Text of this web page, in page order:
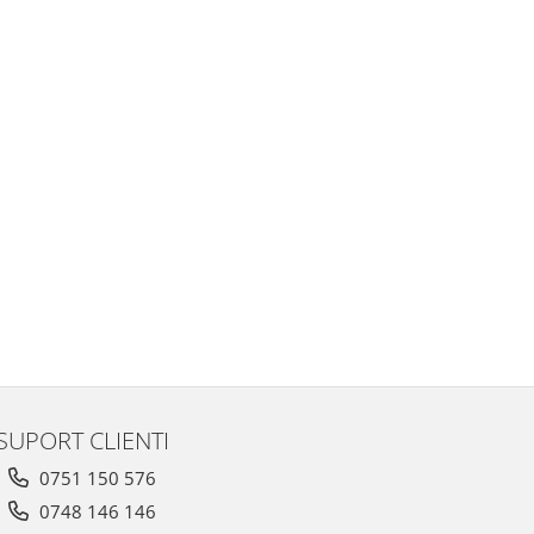
CLIENTI
0751 150 576
0748 146 146